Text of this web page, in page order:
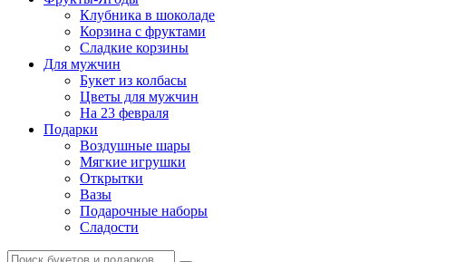
Клубника в шоколаде
Корзина с фруктами
Сладкие корзины
Для мужчин
Букет из колбасы
Цветы для мужчин
На 23 февраля
Подарки
Воздушные шары
Мягкие игрушки
Открытки
Вазы
Подарочные наборы
Сладости